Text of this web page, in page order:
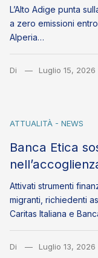
L’Alto Adige punta
a zero emissioni
Alperia…
Di Luglio 15, 2026
ATTUALITÀ - NEWS
Banca Etica
Attivati strumenti
migranti, richiedenti
Caritas Italiana e
Di Luglio 13, 2026